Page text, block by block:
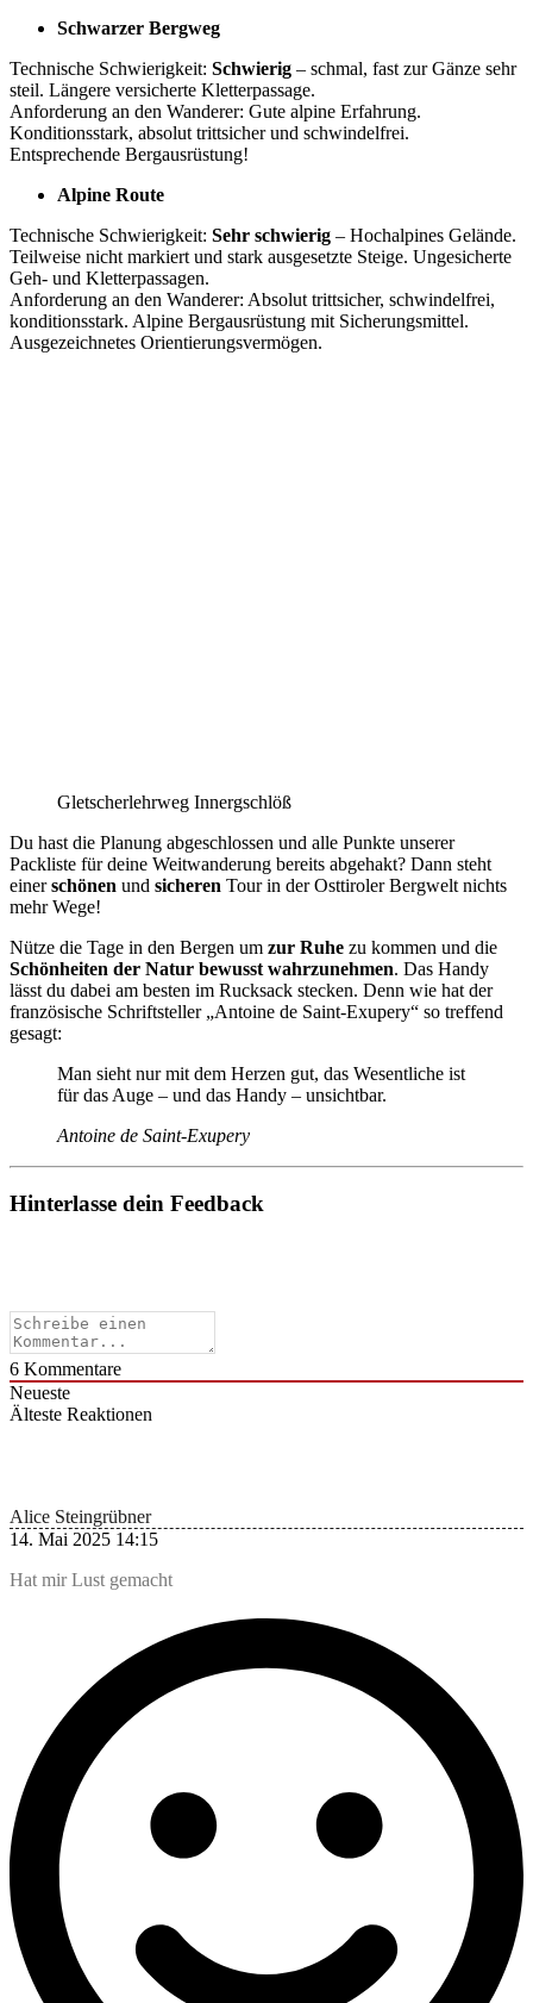
Schwarzer Bergweg
Technische Schwierigkeit: Schwierig – schmal, fast zur Gänze sehr
steil. Längere versicherte Kletterpassage.
Anforderung an den Wanderer: Gute alpine Erfahrung.
Konditionsstark, absolut trittsicher und schwindelfrei.
Entsprechende Bergausrüstung!
Alpine Route
Technische Schwierigkeit: Sehr schwierig – Hochalpines Gelände.
Teilweise nicht markiert und stark ausgesetzte Steige. Ungesicherte
Geh- und Kletterpassagen.
Anforderung an den Wanderer: Absolut trittsicher, schwindelfrei,
konditionsstark. Alpine Bergausrüstung mit Sicherungsmittel.
Ausgezeichnetes Orientierungsvermögen.
Gletscherlehrweg Innergschlöß
Du hast die Planung abgeschlossen und alle Punkte unserer
Packliste für deine Weitwanderung bereits abgehakt? Dann steht
einerschönen und sicheren Tour in der Osttiroler Bergwelt nichts
mehr Wege!
Nütze die Tage in den Bergen um zur Ruhe zu kommen und die
Schönheiten der Natur bewusst wahrzunehmen. Das Handy
lässt du dabei am besten im Rucksack stecken. Denn wie hat der
französische Schriftsteller „Antoine de Saint-Exupery“ so treffend
gesagt:
Man sieht nur mit dem Herzen gut, das Wesentliche ist
für das Auge – und das Handy – unsichtbar.
Antoine de Saint-Exupery
Hinterlasse dein Feedback
6 Kommentare
Neueste
Älteste Reaktionen
Alice Steingrübner
14. Mai 2025 14:15
Hat mir Lust gemacht